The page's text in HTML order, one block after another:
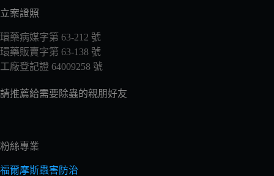
立案證照
環藥病媒字第 63-212 號
環藥販賣字第 63-138 號
工廠登記證 64009258 號
請推薦給需要除蟲的親朋好友
粉絲專業
福爾摩斯蟲害防治